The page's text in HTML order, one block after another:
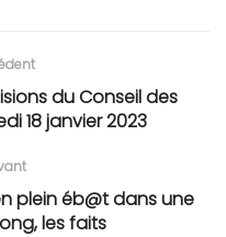
du Conseil des
18 janvier 2023
plein éb@t dans une
les faits